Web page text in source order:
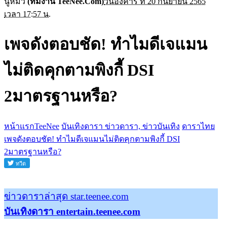
เวลา 17:57 น.
เพจดังตอบชัด! ทำไมดีเจแมน
ไม่ติดคุกตามพิงกี้ DSI
2มาตรฐานหรือ?
หน้าแรกTeeNee บันเทิงดารา ข่าวดารา, ข่าวบันเทิง ดาราไทย
เพจดังตอบชัด! ทำไมดีเจแมนไม่ติดคุกตามพิงกี้ DSI
2มาตรฐานหรือ?
ข่าวดาราล่าสุด star.teenee.com
บันเทิงดารา entertain.teenee.com